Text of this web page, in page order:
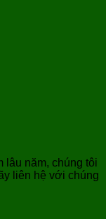
lâu năm, chúng tôi
liên hệ với chúng